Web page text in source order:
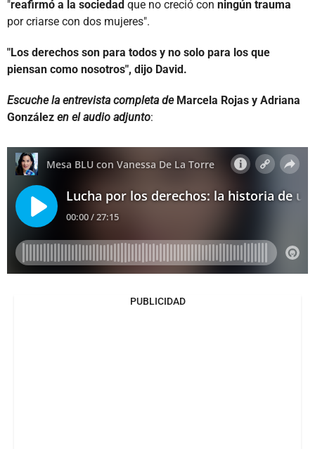
"reafirmó a la sociedad que no creció con ningún trauma
por criarse con dos mujeres".
"Los derechos son para todos y no solo para los que
piensan como nosotros", dijo David.
Escuche la entrevista completa de Marcela Rojas y Adriana
González en el audio adjunto:
PUBLICIDAD